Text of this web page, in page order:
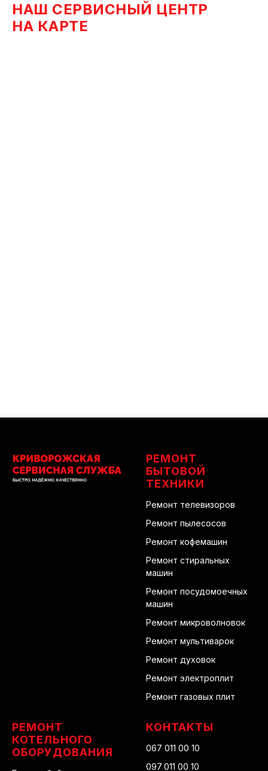
НАШ СЕРВИСНЫЙ ЦЕНТР
НА КАРТЕ
РЕМОНТ
БЫТОВОЙ
ТЕХНИКИ
Ремонт телевизоров
Ремонт пылесосов
Ремонт кофемашин
Ремонт стиральных
машин
Ремонт посудомоечных
машин
Ремонт микроволновок
Ремонт мультиварок
Ремонт духовок
Ремонт электроплит
Ремонт газовых плит
РЕМОНТ
КОТЕЛЬНОГО
ОБОРУДОВАНИЯ
КОНТАКТЫ
067 011 00 10
097 011 00 10